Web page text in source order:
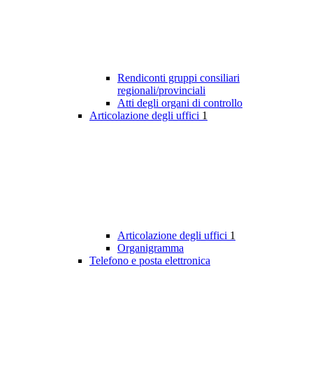
Rendiconti gruppi consiliari
regionali/provinciali
Atti degli organi di controllo
Articolazione degli uffici 1
Articolazione degli uffici 1
Organigramma
Telefono e posta elettronica